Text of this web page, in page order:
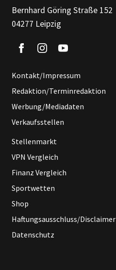
Bernhard Göring Straße 152
04277 Leipzig
Kontakt/Impressum
Redaktion/Terminredaktion
Werbung/Mediadaten
Verkaufsstellen
Stellenmarkt
VPN Vergleich
Finanz Vergleich
Sportwetten
Shop
Haftungsausschluss/Disclaimer
Datenschutz